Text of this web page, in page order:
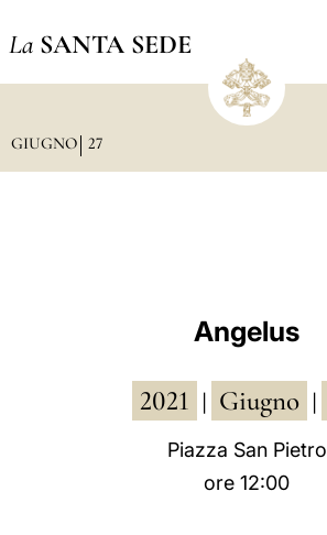
La SANTA SEDE
GIUGNO 27
Angelus
2021 Giugno
Piazza San Pietro
ore 12:00